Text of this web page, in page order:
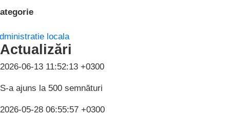
locala
Actualizări
2026-06-13 11:52:13 +0300
S-a ajuns la 500 semnături
2026-05-28 06:55:57 +0300